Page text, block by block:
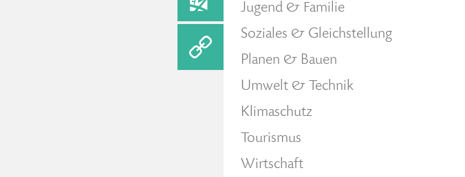
Jugend & Familie
Soziales & Gleichstellung
Planen & Bauen
Umwelt & Technik
Klimaschutz
Tourismus
Wirtschaft